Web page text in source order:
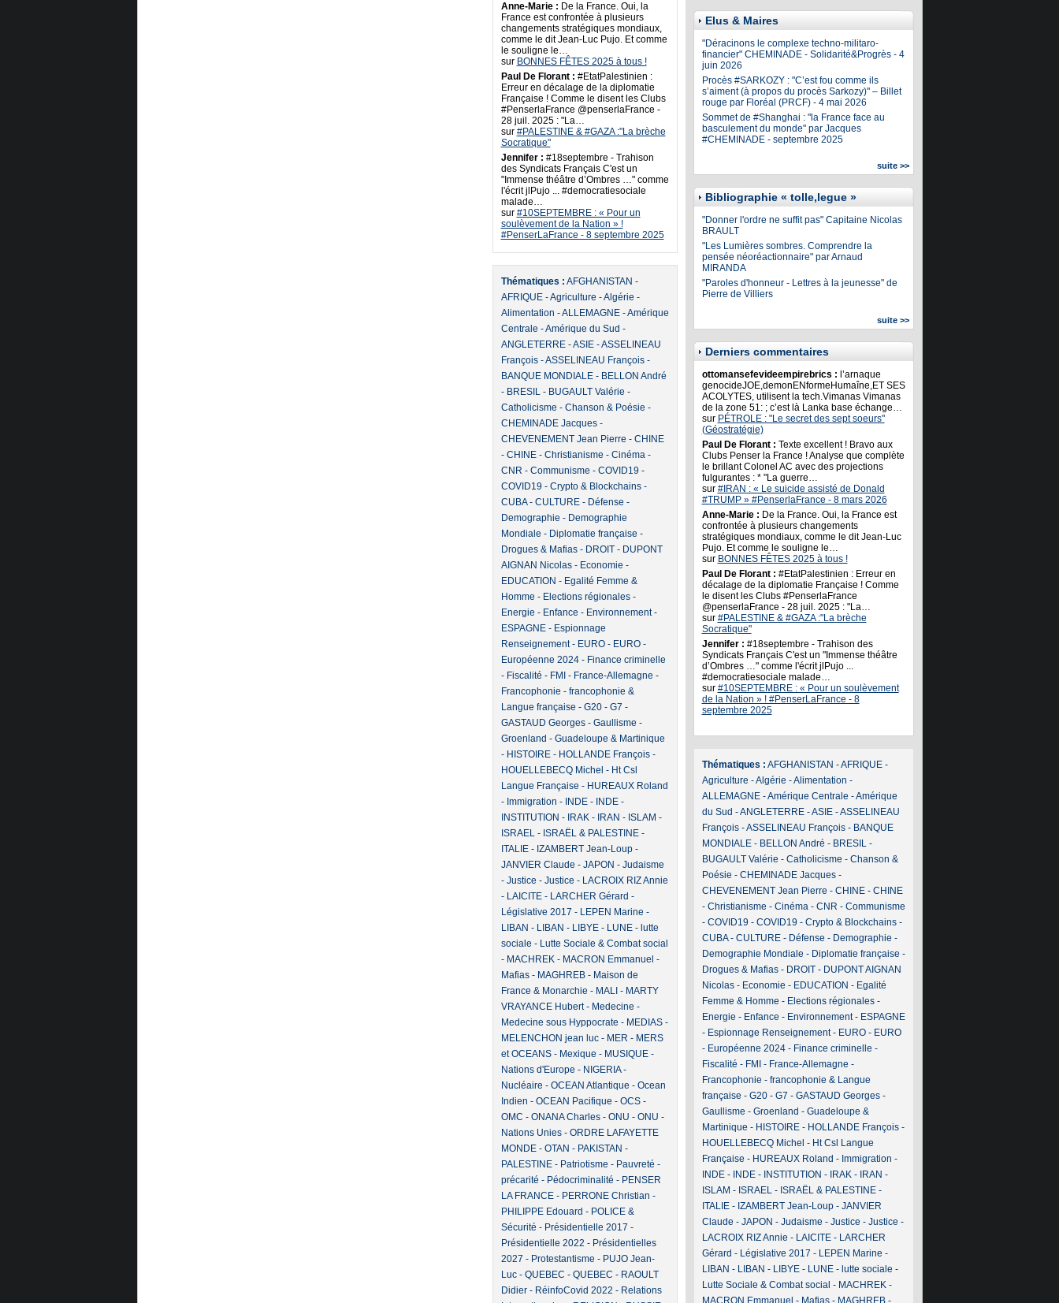
Anne-Marie : De la France. Oui, la
France est confrontée à plusieurs
changements stratégiques mondiaux,
comme le dit Jean-Luc Pujo. Et comme
le souligne le…
sur BONNES FÊTES 2025 à tous !
Paul De Florant : #EtatPalestinien :
Erreur en décalage de la diplomatie
Française ! Comme le disent les Clubs
#PenserlaFrance @penserlaFrance -
28 juil. 2025 : "La…
sur #PALESTINE & #GAZA :"La brèche
Socratique"
Jennifer : #18septembre - Trahison
des Syndicats Français C'est un
"Immense théâtre d’Ombres …" comme
l'écrit jlPujo ... #democratiesociale
malade…
sur #10SEPTEMBRE : « Pour un
soulèvement de la Nation » !
#PenserLaFrance - 8 septembre 2025
Thématiques : AFGHANISTAN -
AFRIQUE-Agriculture -Algérie -
Alimentation -ALLEMAGNE-Amérique
Centrale -Amérique du Sud -
ANGLETERRE-ASIE-ASSELINEAU
François-ASSELINEAU François-
BANQUE MONDIALE- BELLON André
- BRESIL- BUGAULT Valérie -
Catholicisme - Chanson & Poésie -
CHEMINADE Jacques-
CHEVENEMENT Jean Pierre - CHINE
- CHINE- Christianisme - Cinéma-
CNR - Communisme - COVID19 -
COVID19 - Crypto & Blockchains-
CUBA- CULTURE- Défense -
Demographie - Demographie
Mondiale - Diplomatie française -
Drogues & Mafias- DROIT- DUPONT
AIGNAN Nicolas- Economie -
EDUCATION - Egalité Femme &
Homme - Elections régionales-
Energie - Enfance - Environnement-
ESPAGNE- Espionnage
Renseignement- EURO- EURO-
Européenne 2024- Finance criminelle
- Fiscalité - FMI - France-Allemagne -
Francophonie - francophonie &
Langue française - G20- G7 -
GASTAUD Georges- Gaullisme -
Groenland - Guadeloupe & Martinique
- HISTOIRE- HOLLANDE François-
HOUELLEBECQ Michel - Ht Csl
Langue Française - HUREAUX Roland
- Immigration - INDE- INDE-
INSTITUTION - IRAK- IRAN - ISLAM -
ISRAEL- ISRAËL & PALESTINE-
ITALIE- IZAMBERT Jean-Loup-
JANVIER Claude - JAPON - Judaisme
- Justice - Justice - LACROIX RIZ Annie
- LAICITE- LARCHER Gérard -
Législative 2017 - LEPEN Marine -
LIBAN - LIBAN - LIBYE- LUNE- lutte
sociale - Lutte Sociale & Combat social
- MACHREK- MACRON Emmanuel -
Mafias- MAGHREB- Maison de
France & Monarchie - MALI - MARTY
VRAYANCE Hubert- Medecine -
Medecine sous Hyppocrate - MEDIAS-
MELENCHON jean luc- MER - MERS
et OCEANS- Mexique - MUSIQUE-
Nations d'Europe - NIGERIA-
Nucléaire - OCEAN Atlantique - Ocean
Indien - OCEAN Pacifique - OCS-
OMC - ONANA Charles- ONU - ONU -
Nations Unies- ORDRE LAFAYETTE
MONDE- OTAN - PAKISTAN -
PALESTINE- Patriotisme - Pauvreté -
précarité - Pédocriminalité - PENSER
LA FRANCE- PERRONE Christian -
PHILIPPE Edouard - POLICE &
Sécurité - Présidentielle 2017 -
Présidentielle 2022 - Présidentielles
2027 - Protestantisme - PUJO Jean-
Luc- QUEBEC - QUEBEC - RAOULT
Didier- RéinfoCovid 2022 - Relations
Elus & Maires
"Déracinons le complexe techno-militaro-
financier" CHEMINADE - Solidarité&Progrès - 4
juin 2026
Procès #SARKOZY : "C’est fou comme ils
s’aiment (à propos du procès Sarkozy)" – Billet
rouge par Floréal (PRCF) - 4 mai 2026
Sommet de #Shanghai : "la France face au
basculement du monde" par Jacques
#CHEMINADE - septembre 2025
suite >>
Bibliographie « tolle,legue »
"Donner l'ordre ne suffit pas" Capitaine Nicolas
BRAULT
"Les Lumières sombres. Comprendre la
pensée néoréactionnaire" par Arnaud
MIRANDA
"Paroles d'honneur - Lettres à la jeunesse" de
Pierre de Villiers
suite >>
Derniers commentaires
ottomansefevideempirebrics : l’arnaque
genocideJOE,demonENformeHumaîne,ET SES
ACOLYTES, utilisent la tech.Vimanas Vimanas
de la zone 51: ; c’est là Lanka base échange…
sur PÉTROLE : "Le secret des sept soeurs"
(Géostratégie)
Paul De Florant : Texte excellent ! Bravo aux
Clubs Penser la France ! Analyse que complète
le brillant Colonel AC avec des projections
fulgurantes : * "La guerre…
sur #IRAN : « Le suicide assisté de Donald
#TRUMP » #PenserlaFrance - 8 mars 2026
Anne-Marie : De la France. Oui, la France est
confrontée à plusieurs changements
stratégiques mondiaux, comme le dit Jean-Luc
Pujo. Et comme le souligne le…
sur BONNES FÊTES 2025 à tous !
Paul De Florant : #EtatPalestinien : Erreur en
décalage de la diplomatie Française ! Comme
le disent les Clubs #PenserlaFrance
@penserlaFrance - 28 juil. 2025 : "La…
sur #PALESTINE & #GAZA :"La brèche
Socratique"
Jennifer : #18septembre - Trahison des
Syndicats Français C'est un "Immense théâtre
d’Ombres …" comme l'écrit jlPujo ...
#democratiesociale malade…
sur #10SEPTEMBRE : « Pour un soulèvement
de la Nation » ! #PenserLaFrance - 8
septembre 2025
Thématiques : AFGHANISTAN -AFRIQUE-
Agriculture -Algérie -Alimentation -
ALLEMAGNE-Amérique Centrale -Amérique
du Sud -ANGLETERRE-ASIE-ASSELINEAU
François-ASSELINEAU François- BANQUE
MONDIALE- BELLON André - BRESIL-
BUGAULT Valérie - Catholicisme - Chanson &
Poésie - CHEMINADE Jacques-
CHEVENEMENT Jean Pierre - CHINE- CHINE
- Christianisme - Cinéma- CNR - Communisme
- COVID19 - COVID19 - Crypto & Blockchains-
CUBA- CULTURE- Défense - Demographie -
Demographie Mondiale - Diplomatie française -
Drogues & Mafias- DROIT- DUPONT AIGNAN
Nicolas- Economie - EDUCATION - Egalité
Femme & Homme - Elections régionales-
Energie - Enfance - Environnement- ESPAGNE
- Espionnage Renseignement- EURO- EURO
- Européenne 2024- Finance criminelle -
Fiscalité - FMI - France-Allemagne -
Francophonie - francophonie & Langue
française - G20- G7 - GASTAUD Georges-
Gaullisme - Groenland - Guadeloupe &
Martinique - HISTOIRE- HOLLANDE François-
HOUELLEBECQ Michel - Ht Csl Langue
Française - HUREAUX Roland - Immigration -
INDE- INDE- INSTITUTION - IRAK- IRAN -
ISLAM - ISRAEL- ISRAËL & PALESTINE-
ITALIE- IZAMBERT Jean-Loup- JANVIER
Claude - JAPON - Judaisme - Justice - Justice -
LACROIX RIZ Annie - LAICITE- LARCHER
Gérard - Législative 2017 - LEPEN Marine -
LIBAN - LIBAN - LIBYE- LUNE- lutte sociale -
Lutte Sociale & Combat social - MACHREK-
MACRON Emmanuel - Mafias- MAGHREB-